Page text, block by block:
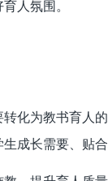
人氛围。
化为教书育人
成长需要、贴合